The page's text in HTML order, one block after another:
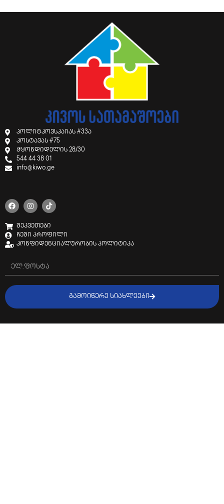
პოლიტკოვსკაიას #33ა
კოსტავას #75
ჭყონდიდელის 28/30
544 44 38 01
info@kiwo.ge
შეკვეთები
ჩემი პროფილი
კონფიდენციალურობის პოლიტიკა
ᲒᲐᲛᲝᲘᲬᲔᲠᲔ ᲡᲘᲐᲮᲚᲔᲔᲑᲘ